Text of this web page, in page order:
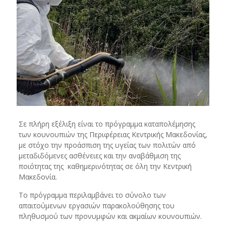
Σε πλήρη εξέλιξη είναι το πρόγραμμα καταπολέμησης
των κουνουπιών της Περιφέρειας Κεντρικής Μακεδονίας,
με στόχο την προάσπιση της υγείας των πολιτών από
μεταδιδόμενες ασθένειες και την αναβάθμιση της
ποιότητας της καθημερινότητας σε όλη την Κεντρική
Μακεδονία.
Το πρόγραμμα περιλαμβάνει το σύνολο των
απαιτούμενων εργασιών παρακολούθησης του
πληθυσμού των προνυμφών και ακμαίων κουνουπιών.